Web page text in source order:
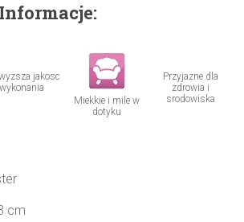
jakosc
wykonania
Miekkie i mile w
dotyku
Przyjazne dla
zdrowia i
srodowiska
cm